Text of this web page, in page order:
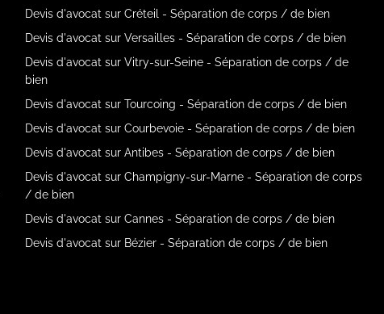
Devis d'avocat sur Créteil - Séparation de corps / de bien
Devis d'avocat sur Versailles - Séparation de corps / de bien
Devis d'avocat sur Vitry-sur-Seine - Séparation de corps / de
bien
Devis d'avocat sur Tourcoing - Séparation de corps / de bien
Devis d'avocat sur Courbevoie - Séparation de corps / de bien
Devis d'avocat sur Antibes - Séparation de corps / de bien
Devis d'avocat sur Champigny-sur-Marne - Séparation de corps
/ de bien
Devis d'avocat sur Cannes - Séparation de corps / de bien
Devis d'avocat sur Bézier - Séparation de corps / de bien